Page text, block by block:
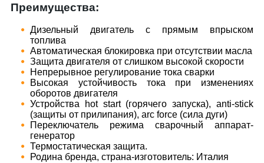
Преимущества:
Дизельный двигатель с прямым впрыском
топлива
Автоматическая блокировка при отсутствии масла
Защита двигателя от слишком высокой скорости
Непрерывное регулирование тока сварки
Высокая устойчивость тока при изменениях
оборотов двигателя
Устройства hot start (горячего запуска), anti-stick
(защиты от прилипания), arc force (сила дуги)
Переключатель режима сварочный аппарат-
генератор
Термостатическая защита.
Родина бренда, страна-изготовитель: Италия